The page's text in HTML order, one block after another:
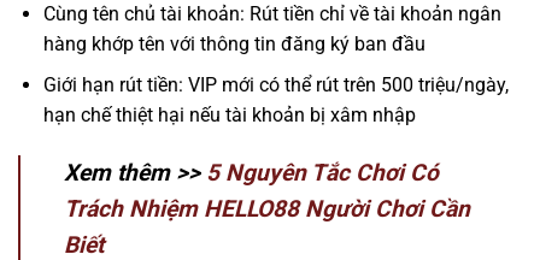
Cùng tên chủ tài khoản: Rút tiền chỉ về tài khoản ngân
hàng khớp tên với thông tin đăng ký ban đầu
Giới hạn rút tiền: VIP mới có thể rút trên 500 triệu/ngày,
hạn chế thiệt hại nếu tài khoản bị xâm nhập
Xem thêm >> 5 Nguyên Tắc Chơi Có
Trách Nhiệm HELLO88 Người Chơi Cần
Biết